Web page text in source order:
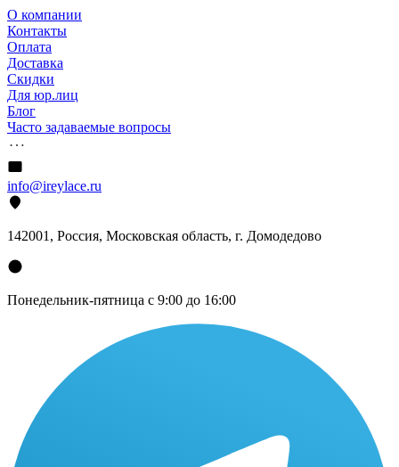
О компании
Контакты
Оплата
Доставка
Скидки
Для юр.лиц
Блог
Часто задаваемые вопросы
info@ireylace.ru
142001 , Россия, Московская область, г. Домодедово
Понедельник-пятница с 9:00 до 16:00